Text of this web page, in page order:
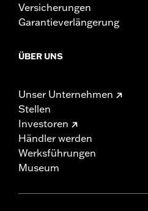
Versicherungen
Garantieverlängerung
ÜBER UNS
Unser Unternehmen
Stellen
Investoren
Händler werden
Werksführungen
Museum